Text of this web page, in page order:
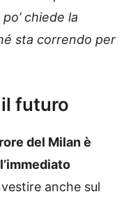
chiede la
sta correndo per
futuro
del Milan è
anche sul